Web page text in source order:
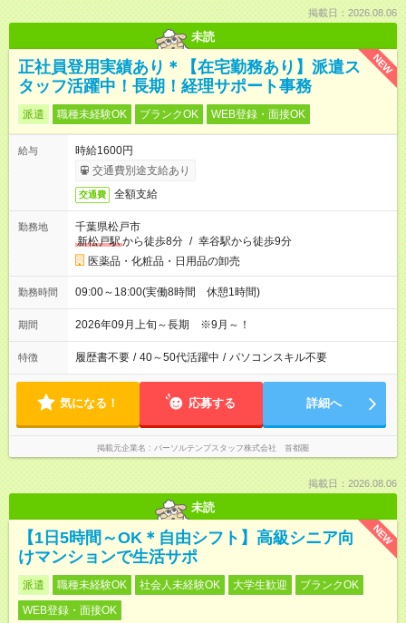
掲載日：2026.08.06
未読
NEW
正社員登用実績あり＊【在宅勤務あり】派遣ス
タッフ活躍中！長期！経理サポート事務
派遣 職種未経験OK ブランクOK WEB登録・面接OK
給与
時給1600円
交通費別途支給あり
交通費 全額支給
勤務地
千葉県松戸市
新松戸駅から徒歩8分 / 幸谷駅から徒歩9分
医薬品・化粧品・日用品の卸売
勤務時間 09:00～18:00(実働8時間 休憩1時間)
期間 2026年09月上旬～長期 ※9月～！
特徴 履歴書不要 / 40～50代活躍中 / パソコンスキル不要
気になる！ 応募する 詳細へ
掲載元企業名 パーソルテンプスタッフ株式会社 首都圏
掲載日：2026.08.06
未読
NEW
【1日5時間～OK＊自由シフト】高級シニア向
けマンションで生活サポ
派遣 職種未経験OK 社会人未経験OK 大学生歓迎
ブランクOK
WEB登録・面接OK